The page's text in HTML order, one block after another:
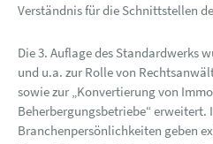
Verständnis für die Schnittstellen
Die 3. Auflage des Standardwerks
und u.a. zur Rolle von
sowie zur „Konvertierung von
Beherbergungsbetriebe“ erweitert.
Branchenpersönlichkeiten geben